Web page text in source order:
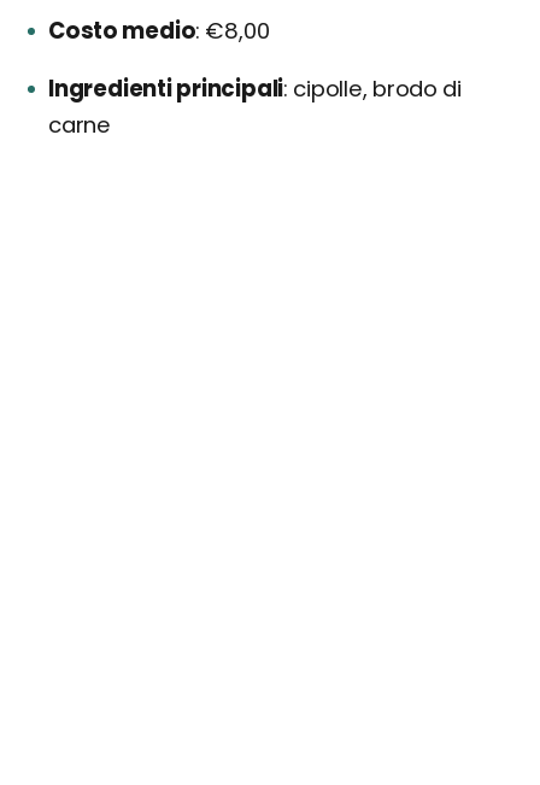
Costo medio €8,00
Ingredienti principali cipolle, brodo di
carne